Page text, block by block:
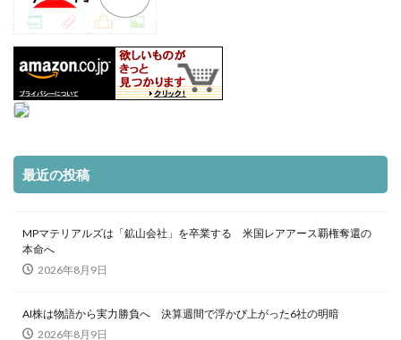
最近の投稿
MPマテリアルズは「鉱山会社」を卒業する 米国レアアース覇権奪還の
本命へ
2026年8月9日
AI株は物語から実力勝負へ 決算週間で浮かび上がった6社の明暗
2026年8月9日